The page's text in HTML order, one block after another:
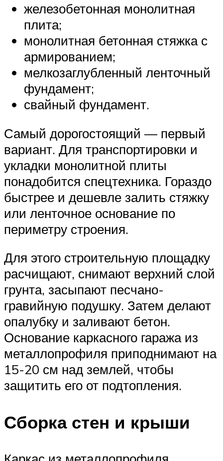
железобетонная монолитная
плита;
монолитная бетонная стяжка с
армированием;
мелкозаглубленный ленточный
фундамент;
свайный фундамент.
Самый дорогостоящий — первый
вариант. Для транспортировки и
укладки монолитной плиты
понадобится спецтехника. Гораздо
быстрее и дешевле залить стяжку
или ленточное основание по
периметру строения.
Для этого строительную площадку
расчищают, снимают верхний слой
грунта, засыпают песчано-
гравийную подушку. Затем делают
опалубку и заливают бетон.
Основание каркасного гаража из
металлопрофиля приподнимают на
15-20 см над землей, чтобы
защитить его от подтопления.
Сборка стен и крыши